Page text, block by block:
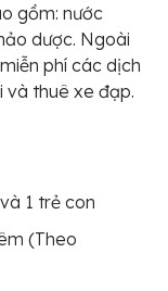
gồm: nước
dược. Ngoài
phí các dịch
và thuê xe đạp.
1 trẻ con
(Theo